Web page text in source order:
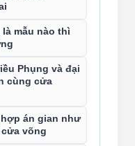
mẫu nào thì
Phụng và đại
cùng cửa
án gian như
võng